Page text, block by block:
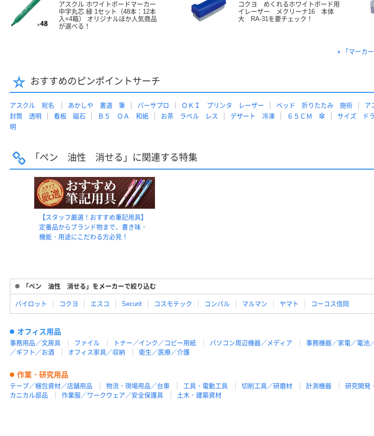
アスクル ホワイトボードマーカー
中字丸芯 緑 1セット（48本：12本
入×4箱） オリジナルほか人気商品
が選べる！
コクヨ めくれるホワイトボード用
イレーザー メクリーナ16 本体
大 RA-31を要チェック！
「マーカ
おすすめのピンポイントサーチ
アスクル 宛名 あかしや 書道 筆 バーサプロ ＯＫＩ プリンタ レーザー ベッド 折りたたみ 施術 ア
封筒 透明
看板 磁石 Ｂ５ ＯＡ 和紙 お茶 ラベル レス デザート 冷凍 ６５ＣＭ 傘 サイズ ド
明
「ペン 油性 消せる」に関連する特集
【スタッフ厳選！おすすめ筆記用具】
定番品からブランド物まで、書き味・
機能・用途にこだわる方必見！
「ペン 油性 消せる」をメーカーで絞り込む
パイロット コクヨ エスコ Securit コスモテック コンパル マルマン ヤマト コーコス信岡
オフィス用品
事務用品／文房具 ファイル トナー／インク／コピー用紙 パソコン周辺機器／メディア 事務機器／家電／電池
／ギフト／お酒
オフィス家具／収納 衛生／医療／介護
作業・研究用品
テープ／梱包資材／店舗用品 物流・現場用品／台車 工具・電動工具 切削工具／研磨材 計測機器 研究開発
カニカル部品
作業服／ワークウェア／安全保護具 土木・建築資材